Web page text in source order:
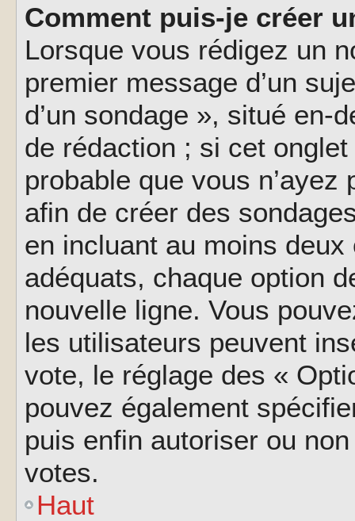
Comment puis-je créer
Lorsque vous rédigez un
premier message d’un
d’un sondage », situé en-
de rédaction ; si cet
probable que vous
afin de créer des
en incluant au moins
adéquats, chaque option
nouvelle ligne. Vous
les utilisateurs peuvent
vote, le réglage des «
pouvez également
puis enfin autoriser ou
votes.
Haut